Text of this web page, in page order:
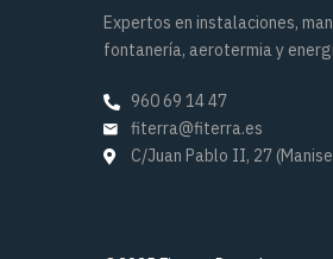
Expertos en instalaciones,
fontanería, aerotermia y
960 69 14 47
fiterra@fiterra.es
C/Juan Pablo II, 27